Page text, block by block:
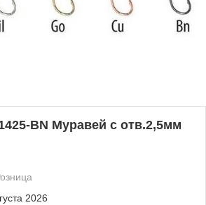
BN Mуравей с отв.2,5мм
2026